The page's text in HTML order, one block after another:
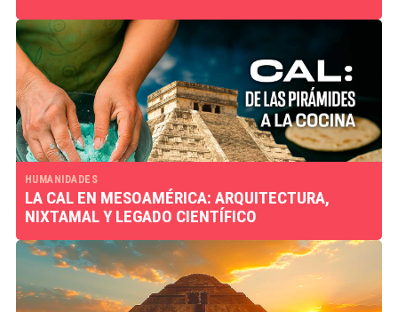
HUMANIDADES
LA CAL EN MESOAMÉRICA: ARQUITECTURA,
NIXTAMAL Y LEGADO CIENTÍFICO